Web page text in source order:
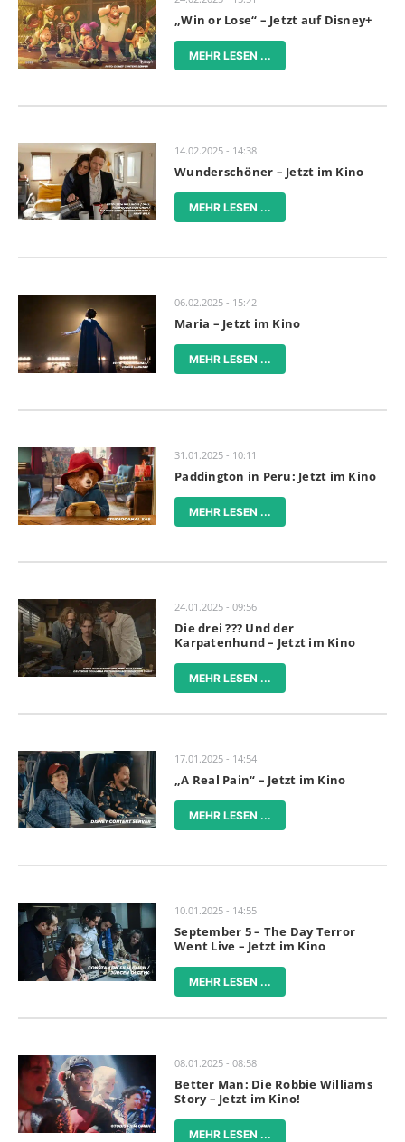
„Win or Lose“ – Jetzt auf Disney+
MEHR LESEN ...
14.02.2025 - 14:38
Wunderschöner – Jetzt im Kino
MEHR LESEN ...
06.02.2025 - 15:42
Maria – Jetzt im Kino
MEHR LESEN ...
31.01.2025 - 10:11
Paddington in Peru: Jetzt im Kino
MEHR LESEN ...
24.01.2025 - 09:56
Die drei ??? Und der
Karpatenhund – Jetzt im Kino
MEHR LESEN ...
17.01.2025 - 14:54
„A Real Pain“ – Jetzt im Kino
MEHR LESEN ...
10.01.2025 - 14:55
September 5 – The Day Terror
Went Live – Jetzt im Kino
MEHR LESEN ...
08.01.2025 - 08:58
Better Man: Die Robbie Williams
Story – Jetzt im Kino!
MEHR LESEN ...